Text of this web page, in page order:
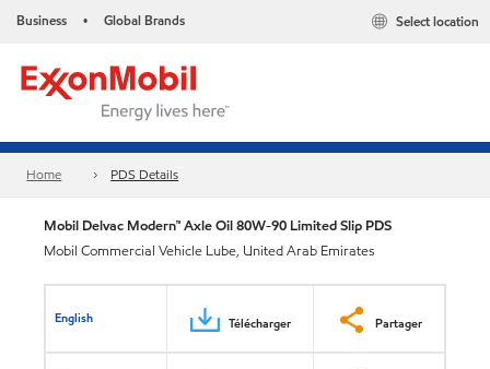
Business • Global Brands Select location
Home PDS Details
Mobil Delvac Modern™ Axle Oil 80W-90 Limited Slip PDS
Mobil Commercial Vehicle Lube, United Arab Emirates
English Télécharger Partager